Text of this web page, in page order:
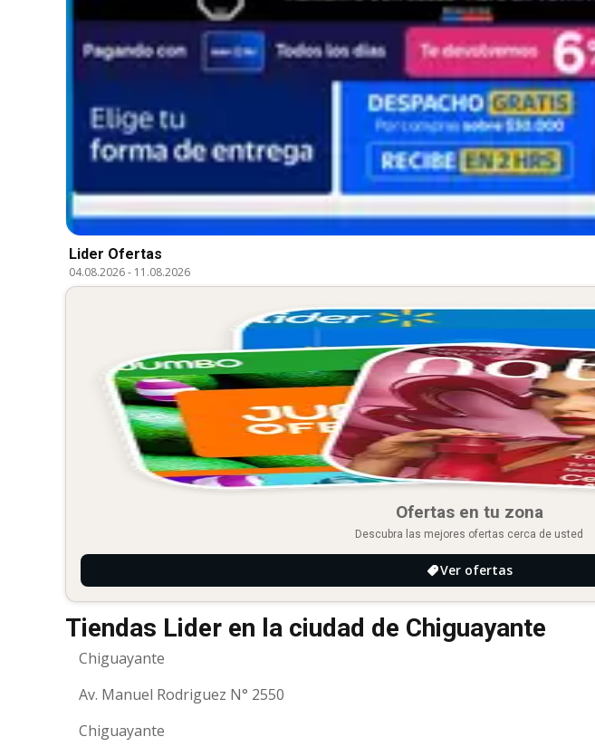
Lider Ofertas
04.08.2026- 11.08.2026
Ofertas en tu zona
Descubra las mejores ofertas cerca de usted
Ver ofertas
Tiendas Lider en la ciudad de Chiguayante
Chiguayante
Av. Manuel Rodriguez N° 2550
Chiguayante